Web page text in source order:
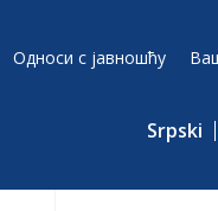
Односи с јавношћу
Srpski